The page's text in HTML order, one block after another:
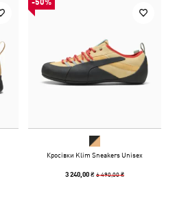
-50%
Кросівки Klim Sneakers Unisex
3 240,00 ₴6 490,00 ₴